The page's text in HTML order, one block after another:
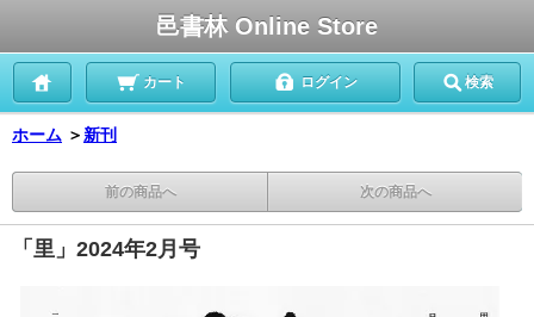
邑書林 Online Store
カート ログイン 検索
ホーム ＞ 新刊
前の商品へ 次の商品へ
「里」2024年2月号